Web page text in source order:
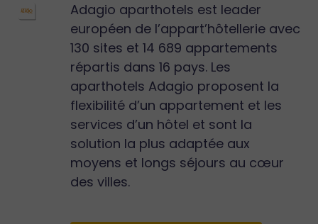
Adagio aparthotels est leader
européen de l’appart’hôtellerie avec
130 sites et 14 689 appartements
répartis dans 16 pays. Les
aparthotels Adagio proposent la
flexibilité d’un appartement et les
services d’un hôtel et sont la
solution la plus adaptée aux
moyens et longs séjours au cœur
des villes.